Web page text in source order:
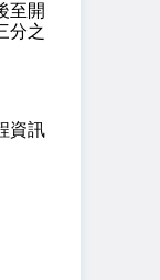
至開
分之
資訊